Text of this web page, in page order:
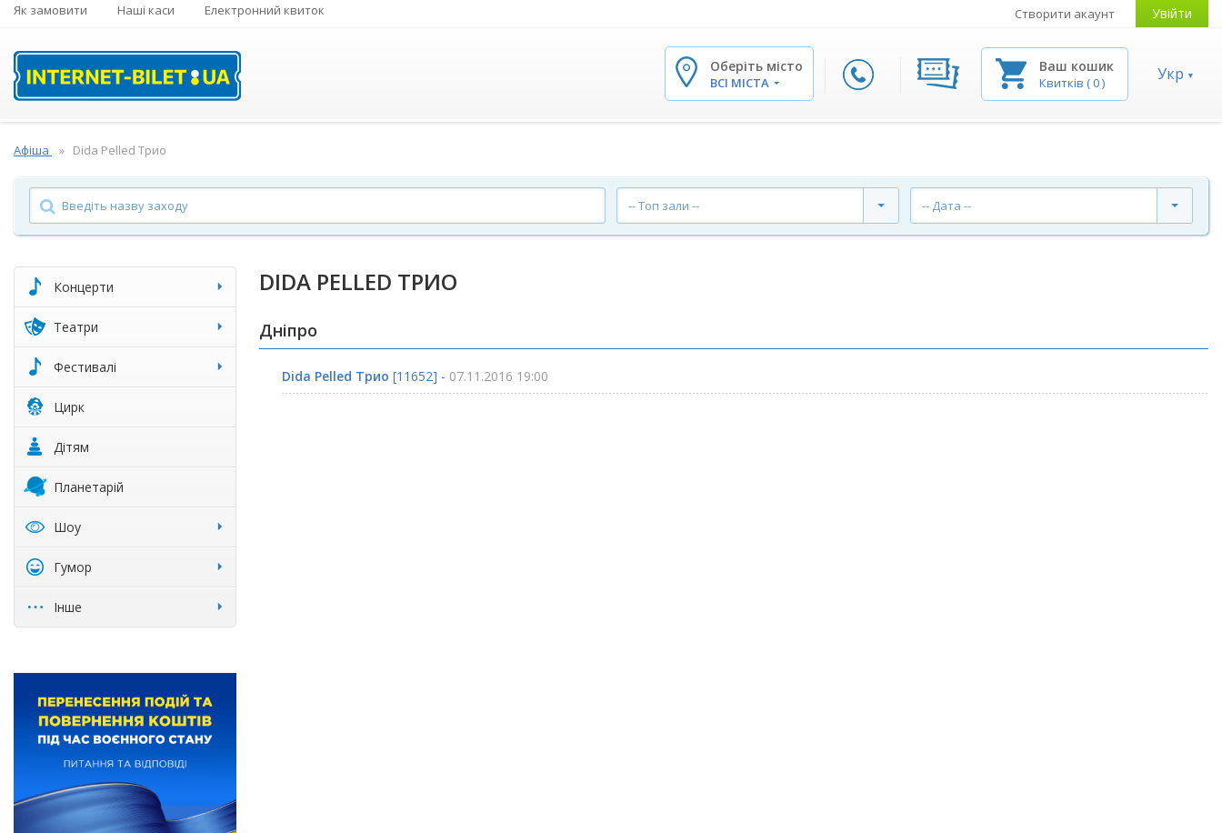
Як замовити Наші каси Електронний квиток Створити акаунт Увійти
Оберіть місто
ВСІ МІСТА
Ваш кошик
Квитків (0) Укр
Афіша Dida Pelled Трио
-- Топ зали -- -- Дата --
Концерти
Театри
Фестивалі
Цирк
Дітям
Планетарій
Шоу
Гумор
Інше
DIDA PELLED ТРИО
Дніпро
Dida Pelled Трио [11652] - 07.11.2016 19:00